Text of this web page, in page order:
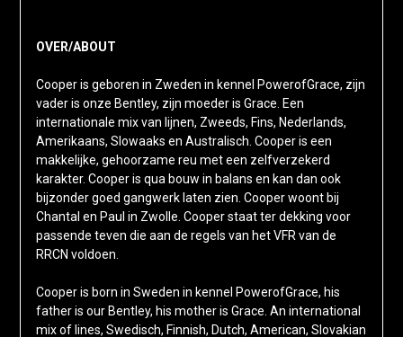
OVER/ABOUT
Cooper is geboren in Zweden in kennel PowerofGrace, zijn
vader is onze Bentley, zijn moeder is Grace. Een
internationale mix van lijnen, Zweeds, Fins, Nederlands,
Amerikaans, Slowaaks en Australisch. Cooper is een
makkelijke, gehoorzame reu met een zelfverzekerd
karakter. Cooper is qua bouw in balans en kan dan ook
bijzonder goed gangwerk laten zien. Cooper woont bij
Chantal en Paul in Zwolle. Cooper staat ter dekking voor
passende teven die aan de regels van het VFR van de
RRCN voldoen.
Cooper is born in Sweden in kennel PowerofGrace, his
father is our Bentley, his mother is Grace. An international
mix of lines, Swedisch, Finnish, Dutch, American, Slovakian